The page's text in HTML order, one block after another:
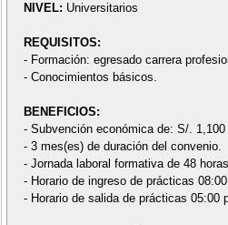
NIVEL: Universitarios
REQUISITOS:
- Formación: egresado carrera
- Conocimientos básicos.
BENEFICIOS:
- Subvención económica de: S/.
- 3 mes(es) de duración del convenio.
- Jornada laboral formativa de 48
- Horario de ingreso de prácticas
- Horario de salida de prácticas 05:00